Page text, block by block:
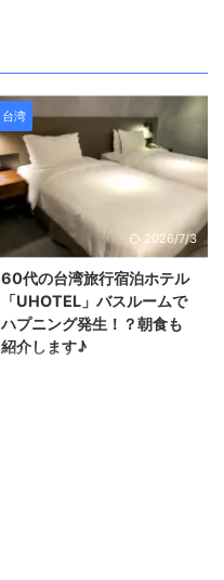
台湾
2026/7/3
60代の台湾旅行宿泊ホテル
「UHOTEL」バスルームで
ハプニング発生！？朝食も
紹介します♪